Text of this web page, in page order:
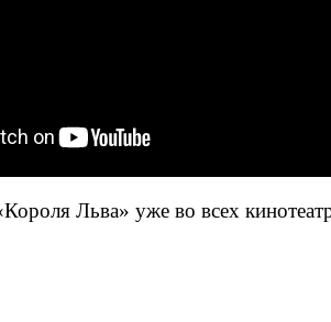
Льва» уже во всех